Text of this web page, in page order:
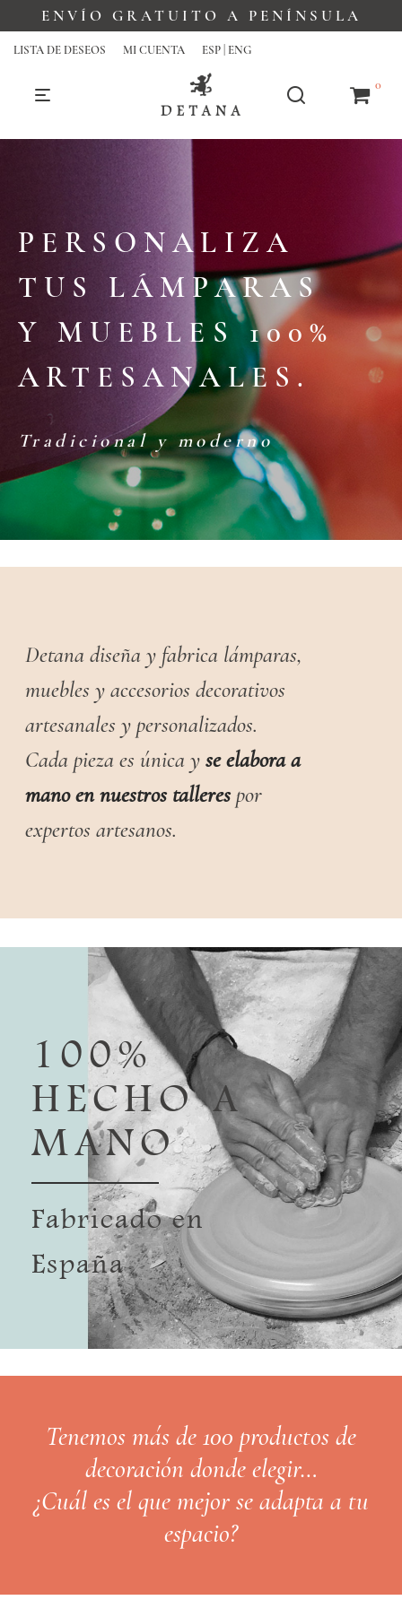
ENVÍO GRATUITO A PENÍNSULA
LISTA DE DESEOS MI CUENTA ESP | ENG
0
PERSONALIZA
TUS LÁMPARAS
Y MUEBLES 100%
ARTESANALES.
Tradicional y moderno
Tradicional y moderno
Detana diseña y fabrica lámparas,
muebles y accesorios decorativos
artesanales y personalizados.
Cada pieza es única y se elabora a
mano en nuestros tallerespor
expertos artesanos.
100%
HECHO A
MANO
Fabricado en
España
Tenemos más de 100 productos de
decoración donde elegir…
¿Cuál es el que mejor se adapta a tu
espacio?